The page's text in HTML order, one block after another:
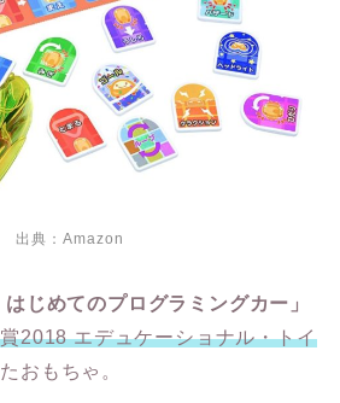
出典： Amazon
はじめてのプログラミングカー」
2018 エデュケーショナル・トイ
おもちゃ。